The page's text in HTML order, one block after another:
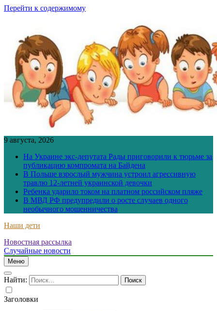
Перейти к содержимому
9 августа, 2026
На Украине экс-депутата Рады приговорили к тюрьме за
публикацию компромата на Байдена
В Польше взрослый мужчина устроил агрессивную
травлю 12-летней украинской девочки
Ребенка ударило током на платном российском пляже
В МВД РФ предупредили о росте случаев одного
необычного мошенничества
Наши дети
Новостная рассылка
Случайные новости
Меню
Найти:
Заголовки